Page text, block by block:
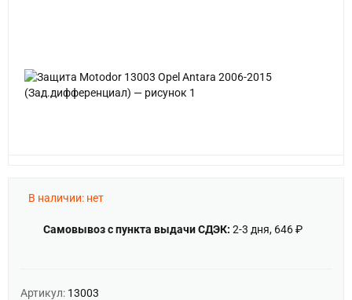
В наличии: нет
Самовывоз с пункта выдачи СДЭК: 2-3 дня, 646 ₽
Артикул: 13003